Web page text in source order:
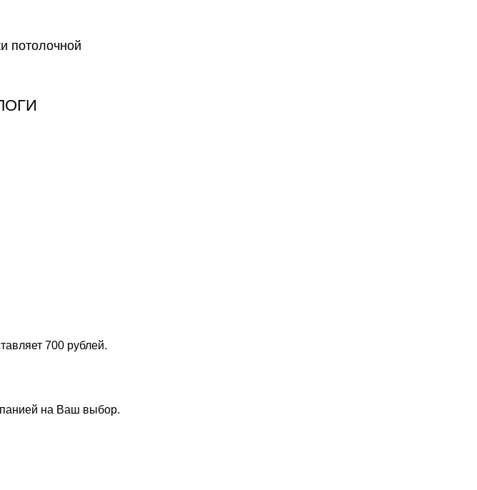
потолочной
700 рублей.
на Ваш выбор.